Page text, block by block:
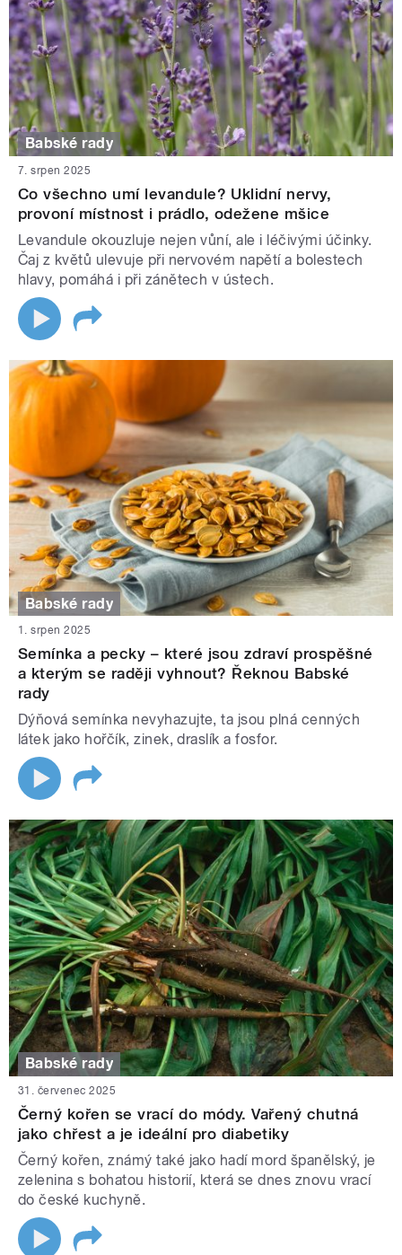
Babské rady
7. srpen 2025
Co všechno umí levandule? Uklidní nervy,
provoní místnost i prádlo, odežene mšice
Levandule okouzluje nejen vůní, ale i léčivými účinky.
Čaj z květů ulevuje při nervovém napětí a bolestech
hlavy, pomáhá i při zánětech v ústech.
Babské rady
1. srpen 2025
Semínka a pecky – které jsou zdraví prospěšné
a kterým se raději vyhnout? Řeknou Babské
rady
Dýňová semínka nevyhazujte, ta jsou plná cenných
látek jako hořčík, zinek, draslík a fosfor.
Babské rady
31. červenec 2025
Černý kořen se vrací do módy. Vařený chutná
jako chřest a je ideální pro diabetiky
Černý kořen, známý také jako hadí mord španělský, je
zelenina s bohatou historií, která se dnes znovu vrací
do české kuchyně.